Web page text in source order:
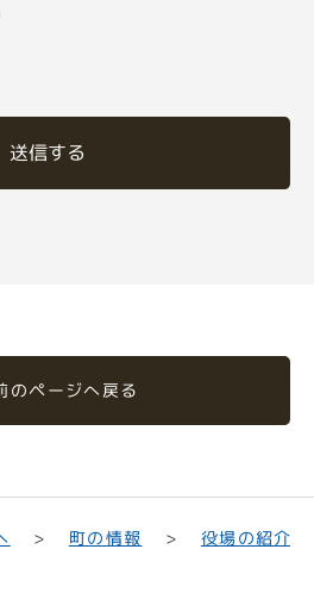
送信する
のページへ戻る
町の情報 役場の紹介